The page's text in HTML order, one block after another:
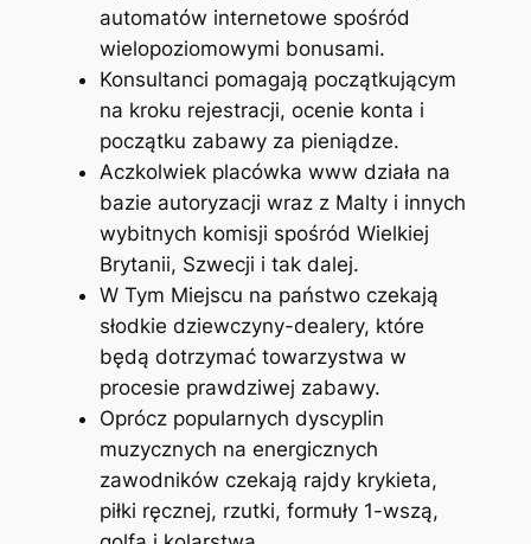
automatów internetowe spośród
wielopoziomowymi bonusami.
Konsultanci pomagają początkującym
na kroku rejestracji, ocenie konta i
początku zabawy za pieniądze.
Aczkolwiek placówka www działa na
bazie autoryzacji wraz z Malty i innych
wybitnych komisji spośród Wielkiej
Brytanii, Szwecji i tak dalej.
W Tym Miejscu na państwo czekają
słodkie dziewczyny-dealery, które
będą dotrzymać towarzystwa w
procesie prawdziwej zabawy.
Oprócz popularnych dyscyplin
muzycznych na energicznych
zawodników czekają rajdy krykieta,
piłki ręcznej, rzutki, formuły 1-wszą,